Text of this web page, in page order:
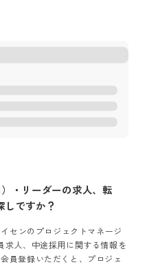
・リーダーの求人、転
しですか？
センの プロジェクトマネージ
求人、中途採用に関する情報を
員登録いただくと、
プロジェ